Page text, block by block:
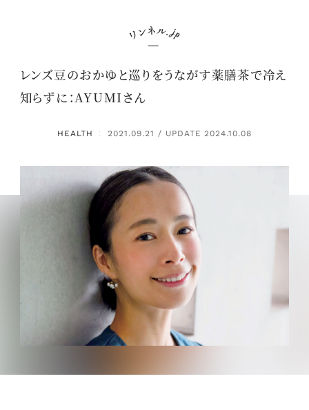
レンズ豆のおかゆと巡りをうながす薬膳茶で冷え
知らずに：AYUMIさん
HEALTH ： 2021.09.21 / UPDATE 2024.10.08